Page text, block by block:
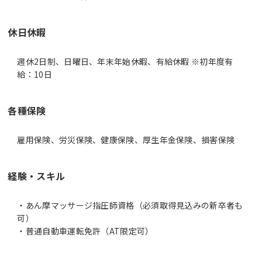
休日休暇
週休2日制、日曜日、年末年始休暇、有給休暇 ※初年度有
給：10日
各種保険
雇用保険、労災保険、健康保険、厚生年金保険、損害保険
経験・スキル
・あん摩マッサージ指圧師資格（必須取得見込みの新卒者も
可）
・普通自動車運転免許（AT限定可）